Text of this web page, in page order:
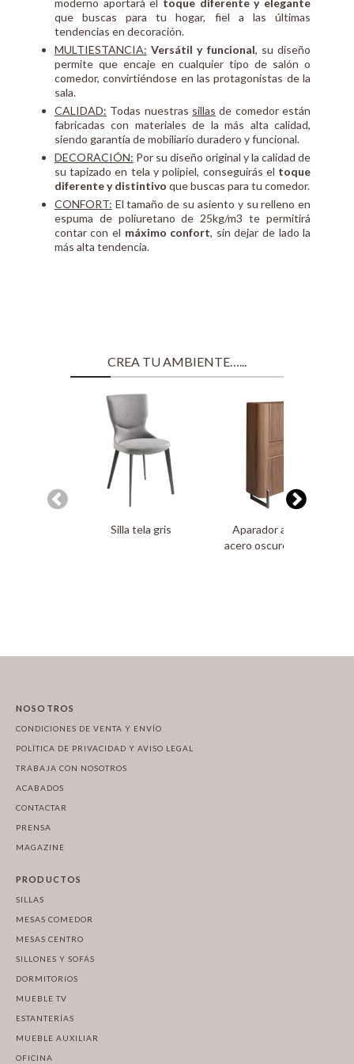
moderno aportará el toque diferente y elegante
que buscas para tu hogar, fiel a las últimas
tendencias en decoración.
MULTIESTANCIA: Versátil y funcional, su diseño
permite que encaje en cualquier tipo de salón o
comedor, convirtiéndose en las protagonistas de la
sala.
CALIDAD: Todas nuestras sillas de comedor están
fabricadas con materiales de la más alta calidad,
siendo garantía de mobiliario duradero y funcional.
DECORACIÓN: Por su diseño original y la calidad de
su tapizado en tela y polipiel, conseguirás el toque
diferente y distintivo que buscas para tu comedor.
CONFORT: El tamaño de su asiento y su relleno en
espuma de poliuretano de 25kg/m3 te permitirá
contar con el máximo confort, sin dejar de lado la
más alta tendencia.
CREA TU AMBIENTE…...
Silla tela gris
Aparador alto nogal y
acero oscuro metalizado
NOSOTROS
CONDICIONES DE VENTA Y ENVÍO
POLÍTICA DE PRIVACIDAD Y AVISO LEGAL
TRABAJA CON NOSOTROS
ACABADOS
CONTACTAR
PRENSA
MAGAZINE
PRODUCTOS
SILLAS
MESAS COMEDOR
MESAS CENTRO
SILLONES Y SOFÁS
DORMITORIOS
MUEBLE TV
ESTANTERÍAS
MUEBLE AUXILIAR
OFICINA